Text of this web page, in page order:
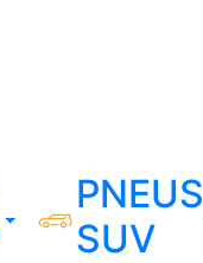
PNEUS
SUV